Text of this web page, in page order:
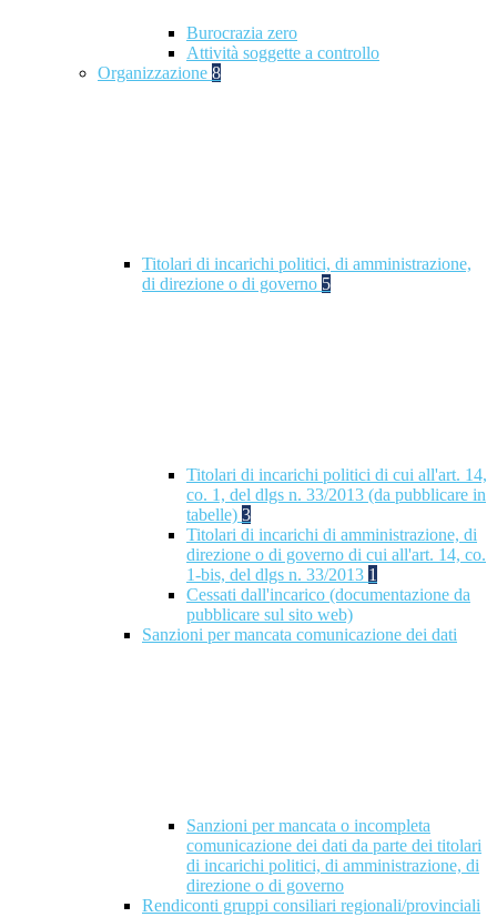
Burocrazia zero
Attività soggette a controllo
Organizzazione 8
Titolari di incarichi politici, di amministrazione,
di direzione o di governo 5
Titolari di incarichi politici di cui all'art. 14,
co. 1, del dlgs n. 33/2013 (da pubblicare in
tabelle) 3
Titolari di incarichi di amministrazione, di
direzione o di governo di cui all'art. 14, co.
1-bis, del dlgs n. 33/2013 1
Cessati dall'incarico (documentazione da
pubblicare sul sito web)
Sanzioni per mancata comunicazione dei dati
Sanzioni per mancata o incompleta
comunicazione dei dati da parte dei titolari
di incarichi politici, di amministrazione, di
direzione o di governo
Rendiconti gruppi consiliari regionali/provinciali